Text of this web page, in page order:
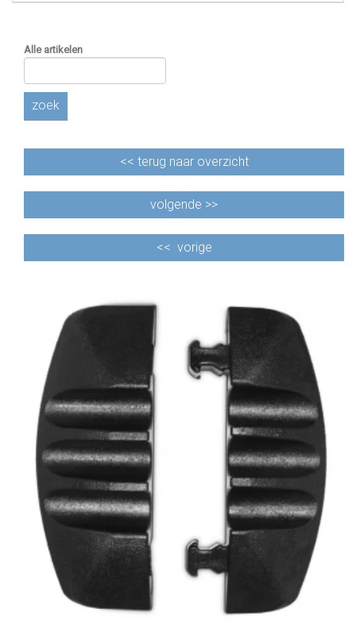
Alle artikelen
zoek
<< terug naar overzicht
volgende >>
<< vorige